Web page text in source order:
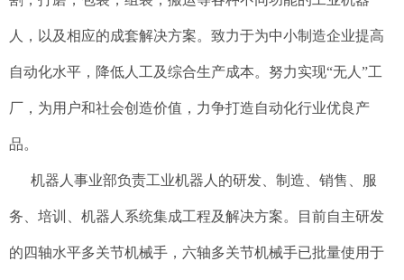
人，以及相应的成套解决方案。致力于为中小制造企业提高
自动化水平，降低人工及综合生产成本。努力实现“无人”工
厂，为用户和社会创造价值，力争打造自动化行业优良产
品。
机器人事业部负责工业机器人的研发、制造、销售、服
务、培训、机器人系统集成工程及解决方案。目前自主研发
的四轴水平多关节机械手，六轴多关节机械手已批量使用于